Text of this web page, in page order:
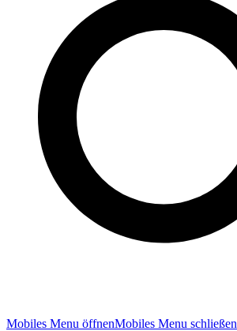
Mobiles Menu öffnenMobiles Menu schließen